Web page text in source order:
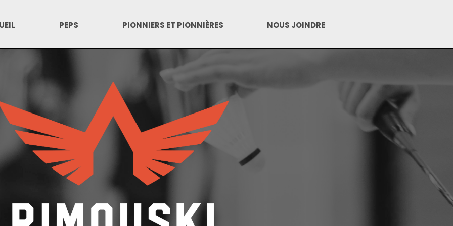
PEPS PIONNIERS ET PIONNIÈRES NOUS JOINDRE